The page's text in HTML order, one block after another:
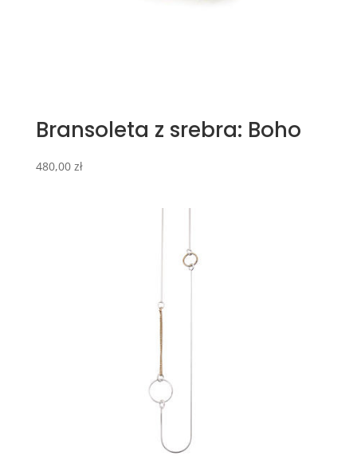
Bransoleta z srebra: Boho
480,00 zł